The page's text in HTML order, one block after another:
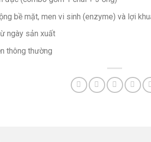
bề mặt, men vi sinh (enzyme) và lợi
ngày sản xuất
thông thường